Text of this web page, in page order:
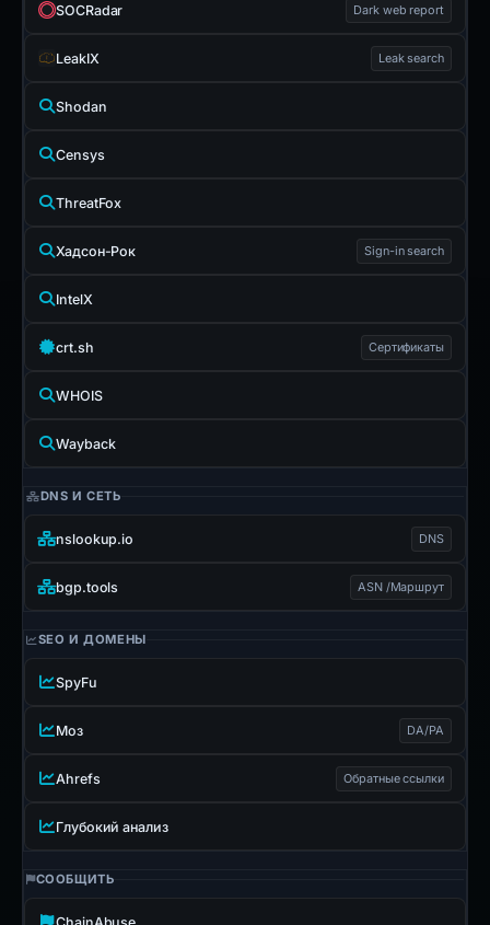
SOCRadar Dark web report
LeakIX Leak search
Shodan
Censys
ThreatFox
Хадсон-Рок Sign-in search
IntelX
crt.sh Сертификаты
WHOIS
Wayback
DNS И СЕТЬ
nslookup.io DNS
bgp.tools ASN /Маршрут
SEO И ДОМЕНЫ
SpyFu
Моз DA/PA
Ahrefs Обратные ссылки
Глубокий анализ
СООБЩИТЬ
ChainAbuse